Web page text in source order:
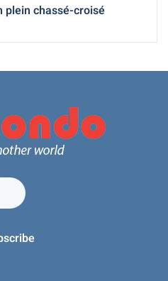
plein chassé-croisé